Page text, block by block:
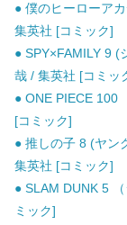
● 僕のヒーローア
集英社 [コミック]
● SPY×FAMILY 9 (
哉 / 集英社 [コミッ
● ONE PIECE 100
[コミック]
● 推しの子 8 (ヤン
集英社 [コミック]
● SLAM DUNK 5
ミック]